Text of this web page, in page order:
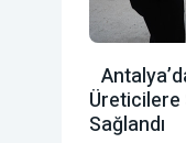
Üreticilere
Sağlandı